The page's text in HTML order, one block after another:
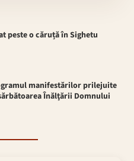
peste o căruță în Sighetu
manifestărilor prilejuite
Înălţării Domnului